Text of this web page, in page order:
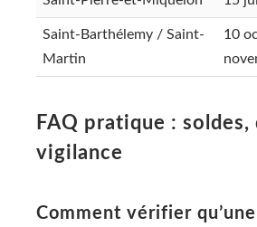
Saint-Barthélemy / Saint-
Martin
10
FAQ pratique :
vigilance
Comment vérifier